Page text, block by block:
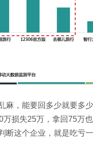
，能要回多少就要多
损失25万，拿回75万
这个企业，就是吃亏